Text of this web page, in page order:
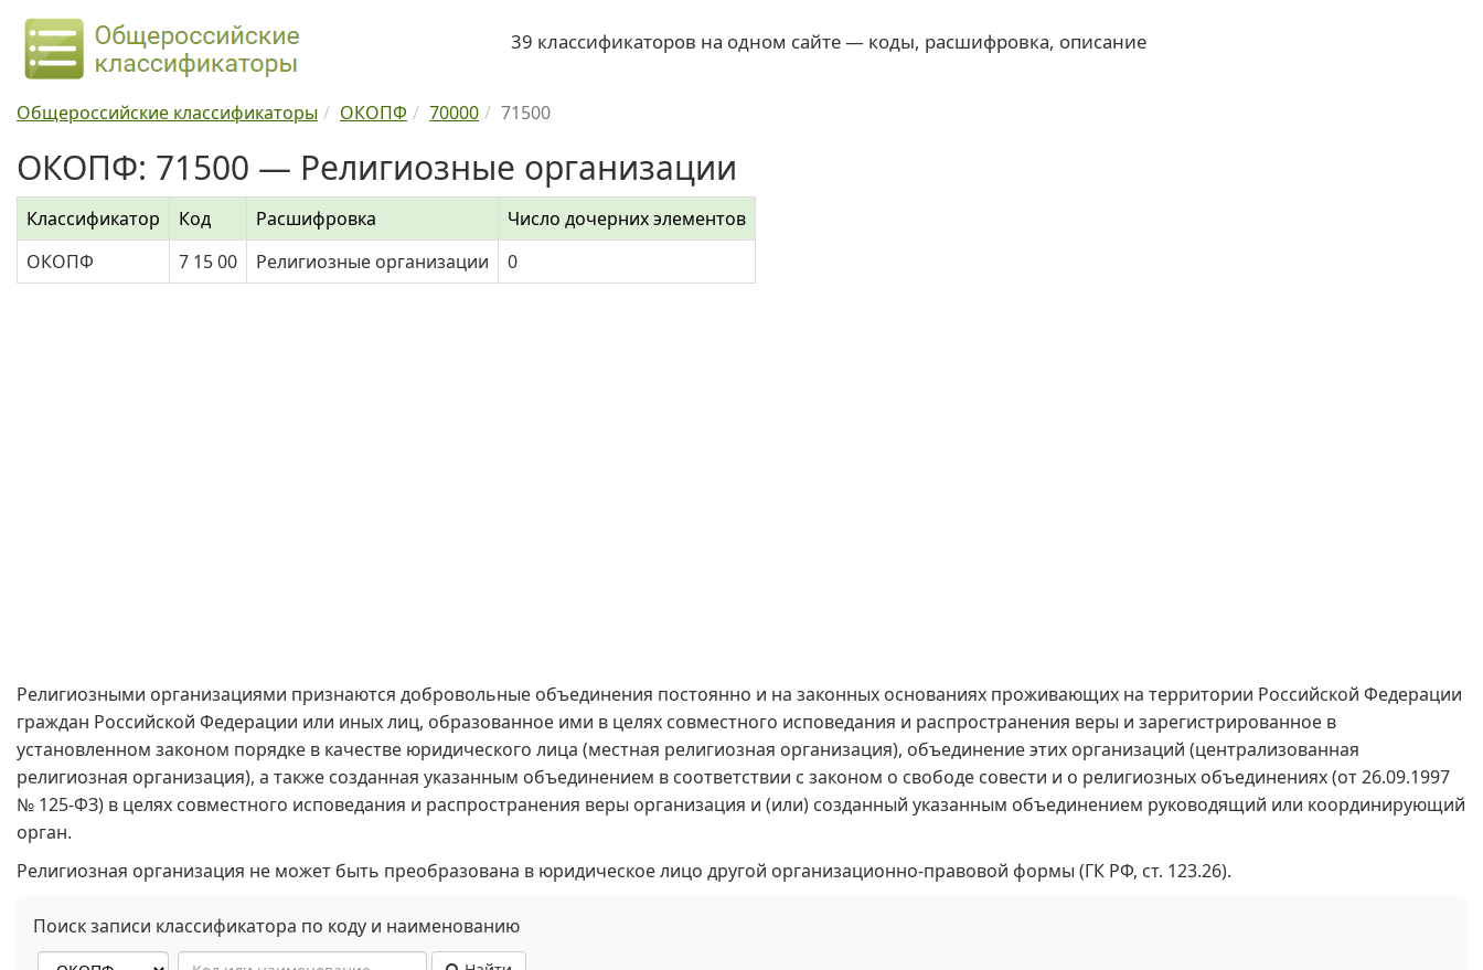
39 классификаторов на одном сайте — коды, расшифровка, описание
Общероссийские классификаторы ОКОПФ 70000 71500
ОКОПФ: 71500 — Религиозные организации
Классификатор Код Расшифровка
Число дочерних элементов
ОКОПФ
7 15 00 Религиозные организации 0
Религиозными организациями признаются добровольные объединения постоянно и на законных основаниях проживающих на территории Российской Федерации
граждан Российской Федерации или иных лиц, образованное ими в целях совместного исповедания и распространения веры и зарегистрированное в
установленном законом порядке в качестве юридического лица (местная религиозная организация), объединение этих организаций (централизованная
религиозная организация), а также созданная указанным объединением в соответствии с законом о свободе совести и о религиозных объединениях (от 26.09.1997
№ 125-ФЗ) в целях совместного исповедания и распространения веры организация и (или) созданный указанным объединением руководящий или координирующий
орган.
Религиозная организация не может быть преобразована в юридическое лицо другой организационно-правовой формы (ГК РФ, ст. 123.26).
Поиск записи классификатора по коду и наименованию